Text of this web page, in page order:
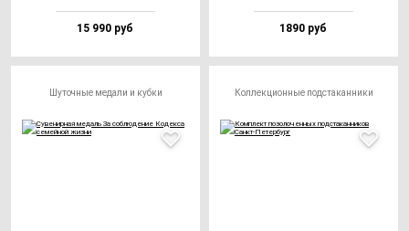
15 990 руб 1890 руб
Шуточные медали и кубки Коллекционные подстаканники